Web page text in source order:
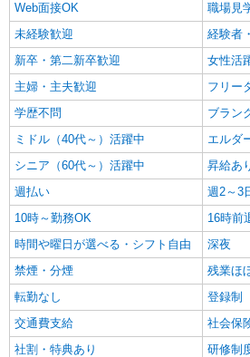
アップ！ ・身体介護手
深夜手当:300円/時間
帯） ・ICT手当:2,000
間も賃金（時給）を支
当:60円/時間 ・居住支
※給与幅は資格・経験
東京都世田谷区松
ー松原1階
キープ
パート
ツクイ・サンシャイン成城（有料老人ホー
有料老人ホーム 介護
時給1,400円〜1,599円 ★土日祝日は時給
アップ！ ・居住支援特
給与幅は資格・経験等に
東京都世田谷区上祖
キープ
パート
ツクイ世田谷経堂（訪問入浴）
Web面接OK
職場見
未経験歓迎
経験者
新卒・第二新卒歓迎
女性活
主婦・主夫歓迎
フリー
学歴不問
ブラン
ミドル（40代～）活躍中
エルダ
シニア（60代～）活躍中
昇給あ
週払い
週2～3
10時～勤務OK
16時前
時間や曜日が選べる・シフト自由
深夜
禁煙・分煙
残業ほ
転勤なし
登録制
交通費支給
社会保
社割・特典あり
研修制